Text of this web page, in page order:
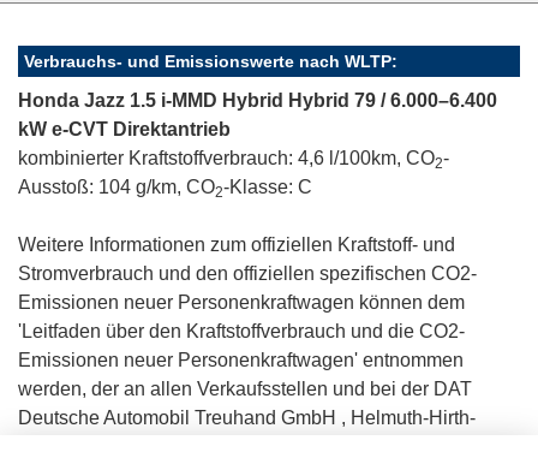
Verbrauchs- und Emissionswerte nach WLTP:
Honda Jazz 1.5 i-MMD Hybrid Hybrid 79 / 6.000–6.400
kW e-CVT Direktantrieb
kombinierter Kraftstoffverbrauch: 4,6 l/100km, CO2-
Ausstoß: 104 g/km, CO2-Klasse: C
Weitere Informationen zum offiziellen Kraftstoff- und
Stromverbrauch und den offiziellen spezifischen CO2-
Emissionen neuer Personenkraftwagen können dem
'Leitfaden über den Kraftstoffverbrauch und die CO2-
Emissionen neuer Personenkraftwagen' entnommen
werden, der an allen Verkaufsstellen und bei der DAT
Deutsche Automobil Treuhand GmbH , Helmuth-Hirth-